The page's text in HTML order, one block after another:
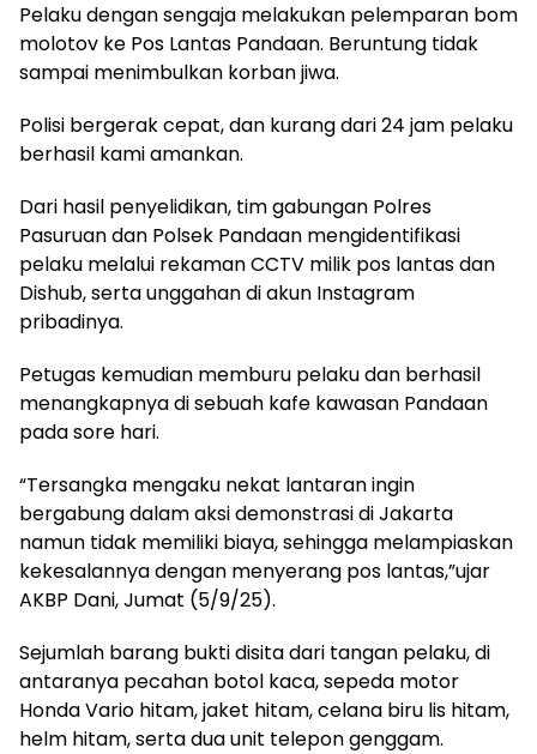
Pelaku dengan sengaja melakukan pelemparan bom
molotov ke Pos Lantas Pandaan. Beruntung tidak
sampai menimbulkan korban jiwa.
Polisi bergerak cepat, dan kurang dari 24 jam pelaku
berhasil kami amankan.
Dari hasil penyelidikan, tim gabungan Polres
Pasuruan dan Polsek Pandaan mengidentifikasi
pelaku melalui rekaman CCTV milik pos lantas dan
Dishub, serta unggahan di akun Instagram
pribadinya.
Petugas kemudian memburu pelaku dan berhasil
menangkapnya di sebuah kafe kawasan Pandaan
pada sore hari.
“Tersangka mengaku nekat lantaran ingin
bergabung dalam aksi demonstrasi di Jakarta
namun tidak memiliki biaya, sehingga melampiaskan
kekesalannya dengan menyerang pos lantas,”ujar
AKBP Dani, Jumat (5/9/25).
Sejumlah barang bukti disita dari tangan pelaku, di
antaranya pecahan botol kaca, sepeda motor
Honda Vario hitam, jaket hitam, celana biru lis hitam,
helm hitam, serta dua unit telepon genggam.